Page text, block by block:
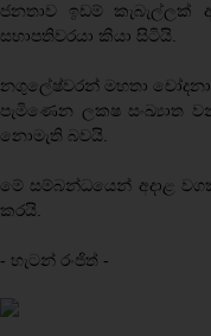
ජනතාව ඉඩම්
සභාපතිවරයා කියා සිටියි.
නගුලේෂ්වරන් මහතා චෝදනා
පැමිණෙන ලක‍ෂ සංඛ්‍යාත
නොමැති බවයි.
මේ සම්බන්ධයෙන් අදාළ
කරයි.
- හැටන් රංජිත් -